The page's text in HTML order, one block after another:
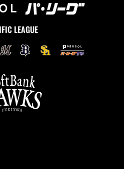
LEAGUE